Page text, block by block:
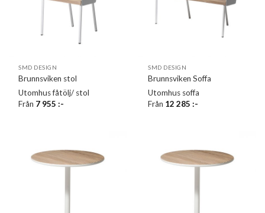
SMD DESIGN
Brunnsviken stol
Utomhus fåtölj/ stol
Från 7 955:-
SMD DESIGN
Brunnsviken Soffa
Utomhus soffa
Från 12 285:-